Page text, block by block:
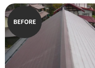
BEFORE